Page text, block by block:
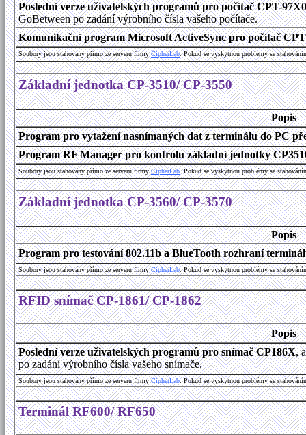
Poslední verze uživatelských programů pro počítač CPT-97X0
GoBetween po zadání výrobního čísla vašeho počítače.
Komunikační program Microsoft ActiveSync pro počítač
Soubory jsou stahovány přímo ze serveru firmyCipherLab. Pokud se vyskytnou problémy se
Základní jednotka CP-3510/ CP-3550
Popis
Program pro vytažení nasnímaných dat z terminálu do PC
Program RF Manager pro kontrolu základní jednotky
Soubory jsou stahovány přímo ze serveru firmyCipherLab. Pokud se vyskytnou problémy se
Základní jednotka CP-3560/ CP-3570
Popis
Program pro testování 802.11b a BlueTooth rozhraní
Soubory jsou stahovány přímo ze serveru firmyCipherLab. Pokud se vyskytnou problémy se
RFID snímač CP-1861/ CP-1862
Popis
Poslední verze uživatelských programů pro snímač CP186X,
po zadání výrobního čísla vašeho snímače.
Soubory jsou stahovány přímo ze serveru firmyCipherLab. Pokud se vyskytnou problémy se
Terminál RF600/ RF650